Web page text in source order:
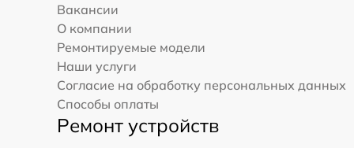
Вакансии
О компании
Ремонтируемые модели
Наши услуги
Согласие на обработку персональных данных
Способы оплаты
Ремонт устройств